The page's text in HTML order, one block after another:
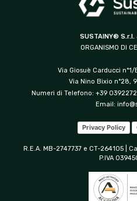
SUSTAINY®
ORGANISMO DI
Via Giosuè Carducci
Via Nino Bixio n°28,
Numeri di Telefono: +39
Email:
Privacy Policy
R.E.A. MB-2747737 e CT-264105 |
P.IVA